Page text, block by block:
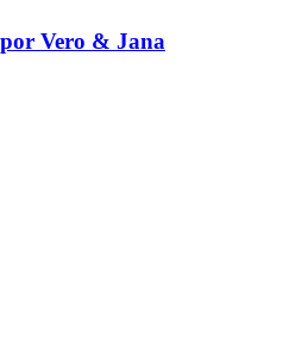
Vero & Jana